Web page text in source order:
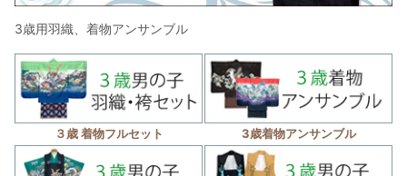
3歳用羽織、着物アンサンブル
３歳 着物フルセット 3歳着物アンサンブル